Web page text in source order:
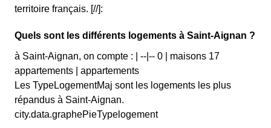
territoire français. [//]:
Quels sont les différents logements à Saint-Aignan ?
à Saint-Aignan, on compte : | --|-- 0 | maisons 17
appartements | appartements
Les TypeLogementMaj sont les logements les plus
répandus à Saint-Aignan.
city.data.graphePieTypelogement